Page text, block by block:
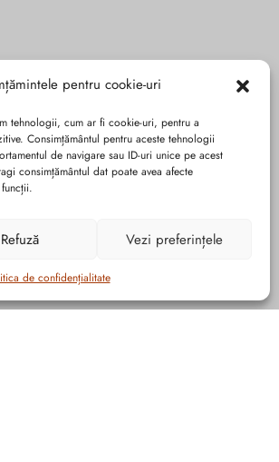
pentru cookie-uri
tehnologii, cum ar fi cookie-uri, pentru a
Consimțământul pentru aceste tehnologii
de navigare sau ID-uri unice pe acest
consimțământul dat poate avea afecte
Refuză Vezi preferințele
de confidențialitate